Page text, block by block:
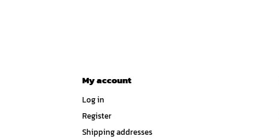
My account
Log in
Register
Shipping addresses